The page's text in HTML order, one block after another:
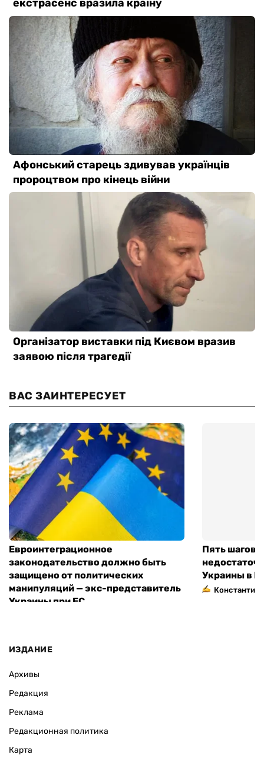
ВАС ЗАИНТЕРЕСУЕТ
Евроинтеграционное
законодательство должно быть
защищено от политических
манипуляций — экс-представитель
Украины при ЕС
Пять шагов
Украины в
Константин
ИЗДАНИЕ
Архивы
Редакция
Реклама
Редакционная политика
Карта